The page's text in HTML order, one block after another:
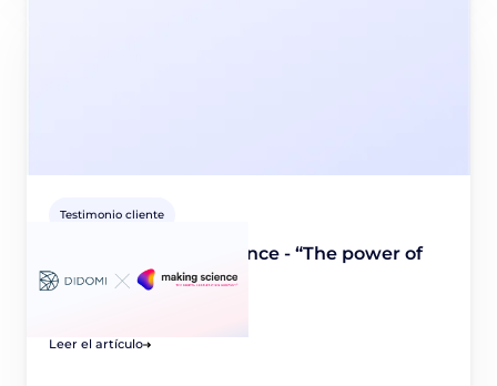
Testimonio cliente
Didomi x Making Science - “The power of
relationships”
Leer el artículo